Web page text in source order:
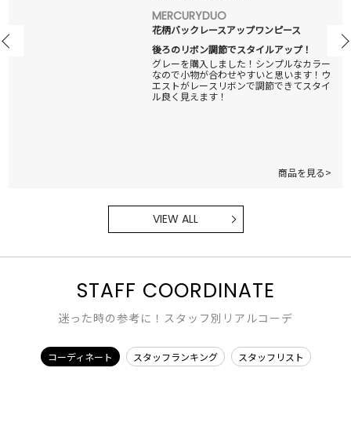
MERCURYDUO
花柄バックレースアップワンピース
後ろのリボン調節でスタイルアップ！
グレーを購入しました！シンプルなカラー
なので小物が合わせやすいと思います！ウ
エストがレースリボンで調節できてスタイ
ル良く見えます！
商品を見る>
VIEW ALL
STAFF COORDINATE
迷った時の参考に！スタッフ別リアルコーデ
コーディネート スタッフランキング スタッフリスト